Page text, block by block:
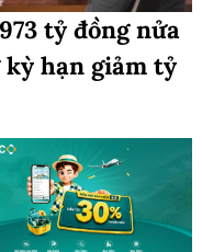
tỷ đồng nửa
hạn giảm tỷ